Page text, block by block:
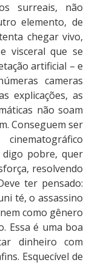
surreais, não
elemento, de
chegar vivo,
visceral que se
artificial – e
cameras
explicações, as
não soam
Conseguem ser
pobre, quer
resolvendo
ter pensado:
té, o assassino
como gênero
Essa é uma boa
dinheiro com
Esquecível de